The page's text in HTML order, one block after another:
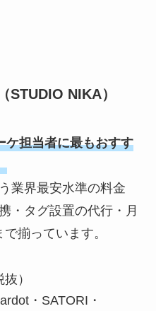
STUDIO NIKA）
ケ担当者に最もおすす
業界最安水準の料金
・タグ設置の代行・月
揃っています。
）
・SATORI・